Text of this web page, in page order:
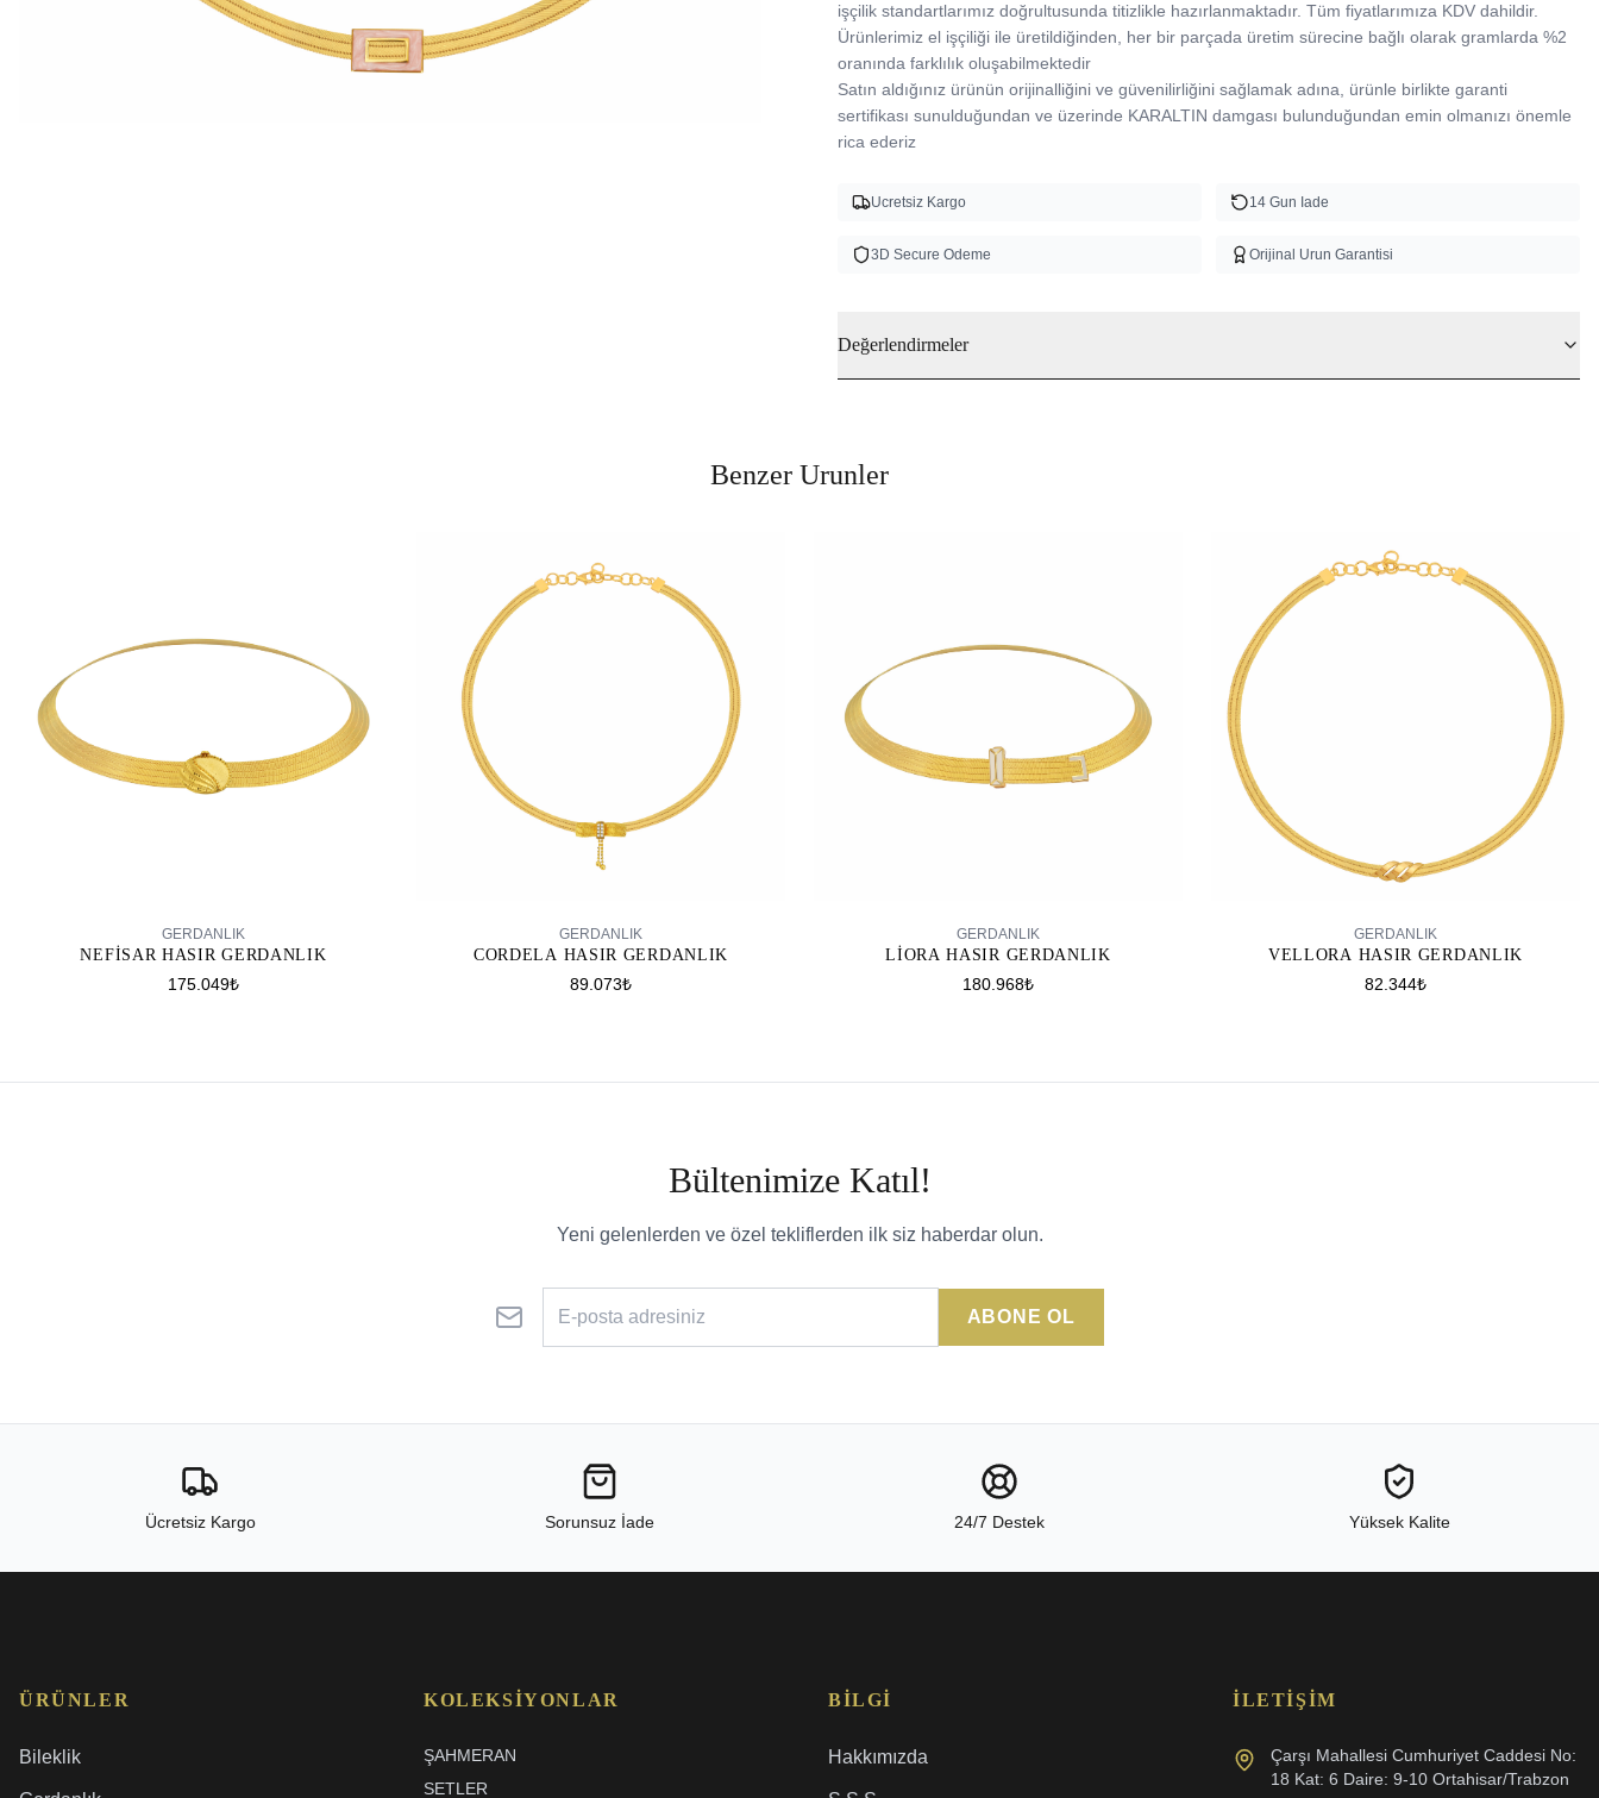
işçilik standartlarımız doğrultusunda titizlikle hazırlanmaktadır. Tüm fiyatlarımıza KDV dahildir.
Ürünlerimiz el işçiliği ile üretildiğinden, her bir parçada üretim sürecine bağlı olarak gramlarda %2
oranında farklılık oluşabilmektedir
Satın aldığınız ürünün orijinalliğini ve güvenilirliğini sağlamak adına, ürünle birlikte garanti
sertifikası sunulduğundan ve üzerinde KARALTIN damgası bulunduğundan emin olmanızı önemle
rica ederiz
Ucretsiz Kargo 14 Gun Iade
3D Secure Odeme Orijinal Urun Garantisi
Değerlendirmeler
Benzer Urunler
GERDANLIK
NEFISAR HASIR GERDANLIK
175.049₺
GERDANLIK
CORDELA HASIR GERDANLIK
89.073₺
GERDANLIK
LIORA HASIR GERDANLIK
180.968₺
GERDANLIK
VELLORA HASIR GERDANLIK
82.344₺
Bültenimize Katıl!
Yeni gelenlerden ve özel tekliflerden ilk siz haberdar olun.
ABONE OL
Ücretsiz Kargo Sorunsuz İade 24/7 Destek Yüksek Kalite
ÜRÜNLER
Bileklik
KOLEKSIYONLAR
ŞAHMERAN
SETLER
BILGI
Hakkımızda
İLETIŞIM
Çarşı Mahallesi Cumhuriyet Caddesi No:
18 Kat: 6 Daire: 9-10 Ortahisar/Trabzon